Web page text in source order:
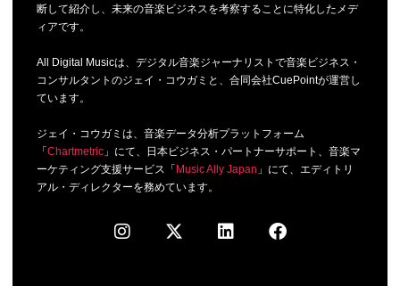
断して紹介し、未来の音楽ビジネスを考察することに特化したメデ
ィアです。
All Digital Musicは、デジタル音楽ジャーナリストで音楽ビジネス・
コンサルタントのジェイ・コウガミと、合同会社CuePointが運営し
ています。
ジェイ・コウガミは、音楽データ分析プラットフォーム
「Chartmetric」にて、日本ビジネス・パートナーサポート、音楽マ
ーケティング支援サービス「Music Ally Japan 」にて、エディトリ
アル・ディレクターを務めています。